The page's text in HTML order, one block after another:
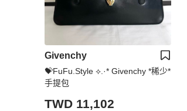
Givenchy
💝FuFu.Style ⟡.·* Givenchy *稀少*
手提包
TWD 11,102